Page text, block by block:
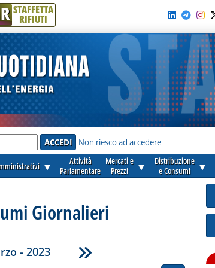
R STAFFETTA
RIFIUTI
Non riesco ad accedere
▼
Attività
Parlamentare
Mercati e
Prezzi
▼
Distribuzione
e Consumi
▼
Giornalieri
- 2023